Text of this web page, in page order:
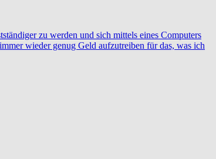
zu werden und sich mittels eines Computers
wieder genug Geld aufzutreiben für das, was ich